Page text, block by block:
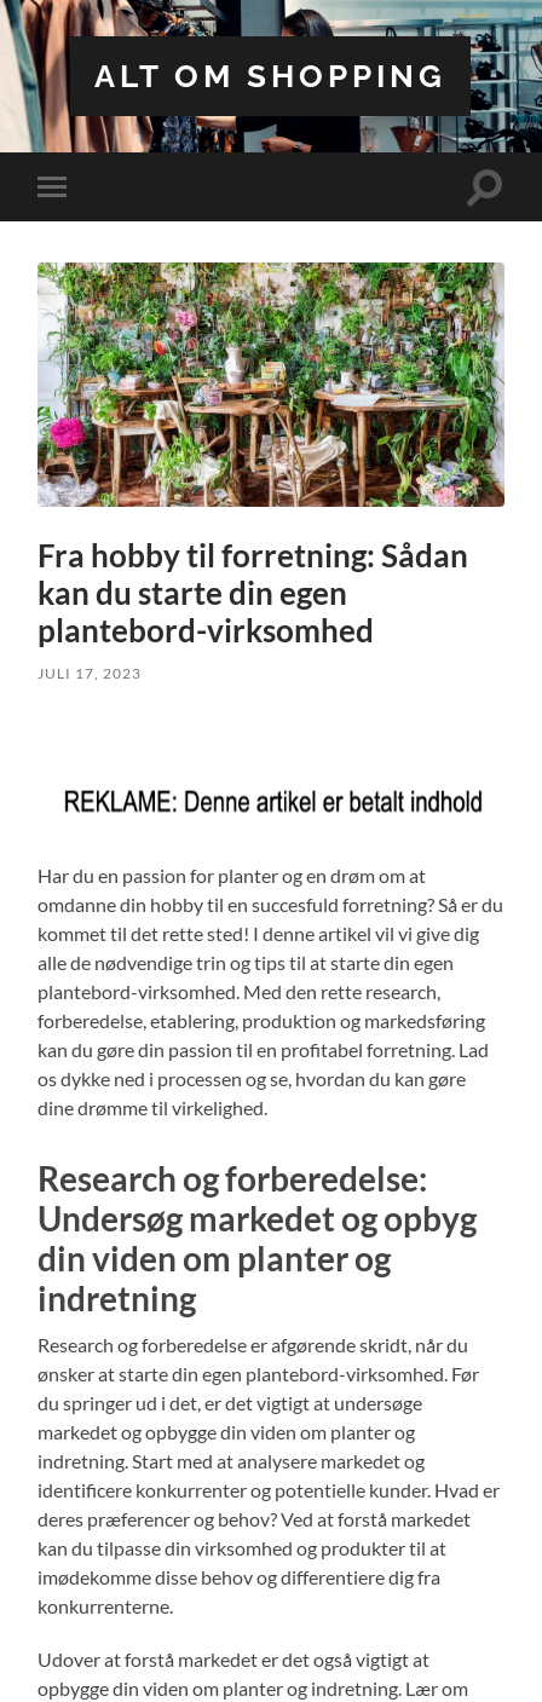
ALT OM SHOPPING
Toggle
mobile
Toggle
Fra hobby til forretning: Sådan
kan du starte din egen
plantebord-virksomhed
JULI 17, 2023
Har du en passion for planter og en drøm om at
omdanne din hobby til en succesfuld forretning? Så er du
kommet til det rette sted! I denne artikel vil vi give dig
alle de nødvendige trin og tips til at starte din egen
plantebord-virksomhed. Med den rette research,
forberedelse, etablering, produktion og markedsføring
kan du gøre din passion til en profitabel forretning. Lad
os dykke ned i processen og se, hvordan du kan gøre
dine drømme til virkelighed.
Research og forberedelse:
Undersøg markedet og opbyg
din viden om planter og
indretning
Research og forberedelse er afgørende skridt, når du
ønsker at starte din egen plantebord-virksomhed. Før
du springer ud i det, er det vigtigt at undersøge
markedet og opbygge din viden om planter og
indretning. Start med at analysere markedet og
identificere konkurrenter og potentielle kunder. Hvad er
deres præferencer og behov? Ved at forstå markedet
kan du tilpasse din virksomhed og produkter til at
imødekomme disse behov og differentiere dig fra
konkurrenterne.
Udover at forstå markedet er det også vigtigt at
opbygge din viden om planter og indretning. Lær om